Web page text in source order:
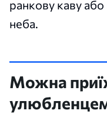
ранкову каву
неба.
Можна